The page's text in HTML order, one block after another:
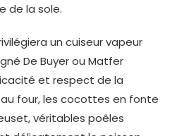
de la sole.
un cuiseur vapeur
De Buyer ou Matfer
et respect de la
four, les cocottes en fonte
véritables poêles